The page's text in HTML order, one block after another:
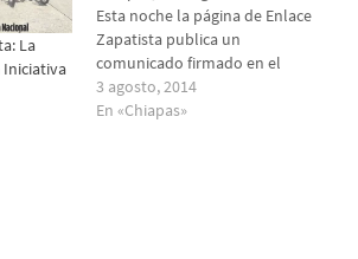
La
Iniciativa
Esta noche la página de Enlace
Zapatista publica un
comunicado firmado en el
Caracol de La Realidad por el
Subcomandante Insurgente
3 agosto, 2014
En «Chiapas»